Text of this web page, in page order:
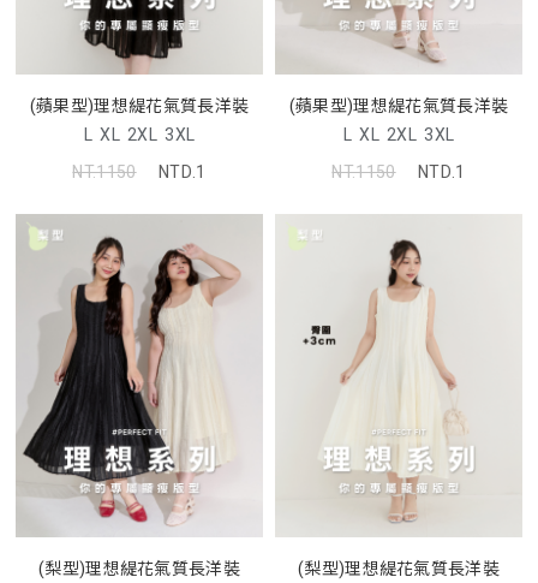
(蘋果型)理想緹花氣質長洋裝
L XL 2XL 3XL
NT.1150
NTD.1
(蘋果型)理想緹花氣質長洋裝
L XL 2XL 3XL
NT.1150
NTD.1
(梨型)理想緹花氣質長洋裝
(梨型)理想緹花氣質長洋裝